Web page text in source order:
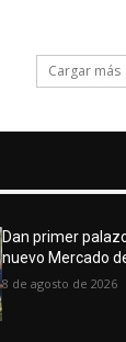
Cargar más
Dan primer
nuevo Mercado
8 de agosto de 2026